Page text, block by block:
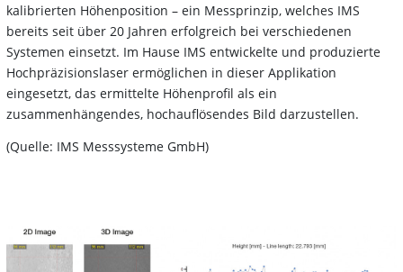
kalibrierten Höhenposition – ein Messprinzip, welches IMS
bereits seit über 20 Jahren erfolgreich bei verschiedenen
Systemen einsetzt. Im Hause IMS entwickelte und produzierte
Hochpräzisionslaser ermöglichen in dieser Applikation
eingesetzt, das ermittelte Höhenprofil als ein
zusammenhängendes, hochauflösendes Bild darzustellen.
(Quelle: IMS Messsysteme GmbH)